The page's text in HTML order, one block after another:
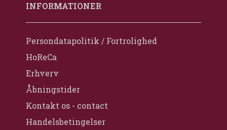
INFORMATIONER
Persondatapolitik / Fortrolighed
HoReCa
Erhverv
Åbningstider
Kontakt os - contact
Handelsbetingelser